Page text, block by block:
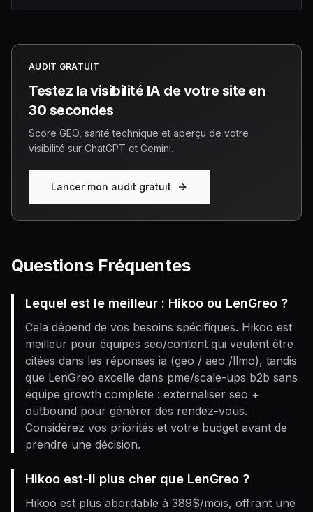
AUDIT GRATUIT
Testez la visibilité IA de votre site en
30 secondes
Score GEO, santé technique et aperçu de votre
visibilité sur ChatGPT et Gemini.
Lancer mon audit gratuit
Questions Fréquentes
Lequel est le meilleur : Hikoo ou LenGreo ?
Cela dépend de vos besoins spécifiques. Hikoo est
meilleur pour équipes seo/content qui veulent être
citées dans les réponses ia (geo / aeo /llmo), tandis
que LenGreo excelle dans pme/scale-ups b2b sans
équipe growth complète : externaliser seo +
outbound pour générer des rendez-vous.
Considérez vos priorités et votre budget avant de
prendre une décision.
Hikoo est-il plus cher que LenGreo ?
Hikoo est plus abordable à 389$/mois, offrant une